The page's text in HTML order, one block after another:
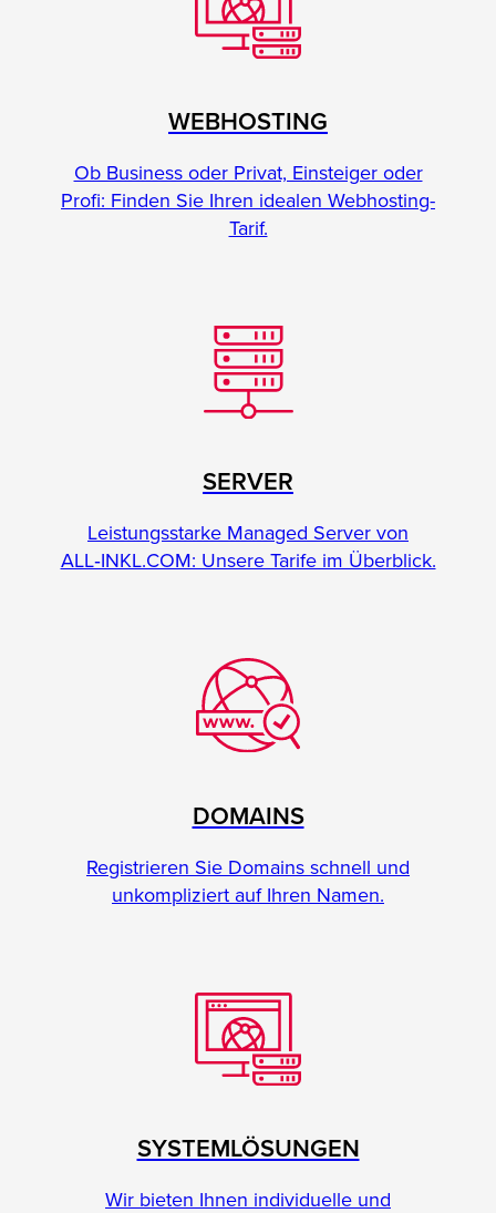
WEBHOSTING
Ob Business oder Privat, Einsteiger oder
Profi: Finden Sie Ihren idealen Webhosting-
Tarif.
SERVER
Leistungsstarke Managed Server von
ALL‑INKL.COM: Unsere Tarife im Überblick.
DOMAINS
Registrieren Sie Domains schnell und
unkompliziert auf Ihren Namen.
SYSTEMLÖSUNGEN
Wir bieten Ihnen individuelle und